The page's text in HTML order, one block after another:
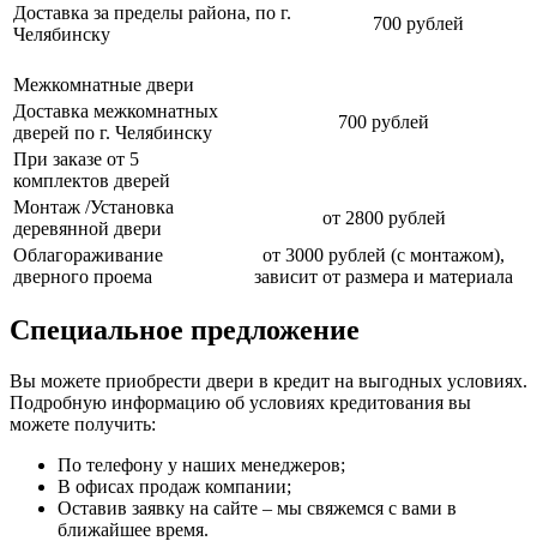
Доставка за пределы района, по г.
Челябинску
700 рублей
Межкомнатные двери
Доставка межкомнатных
дверей по г. Челябинску
700 рублей
При заказе от 5
комплектов дверей
Монтаж /Установка
деревянной двери
от 2800 рублей
Облагораживание
дверного проема
от 3000 рублей (с монтажом),
зависит от размера и материала
Специальное предложение
Вы можете приобрести двери в кредит на выгодных условиях.
Подробную информацию об условиях кредитования вы
можете получить:
По телефону у наших менеджеров;
В офисах продаж компании;
Оставив заявку на сайте – мы свяжемся с вами в
ближайшее время.